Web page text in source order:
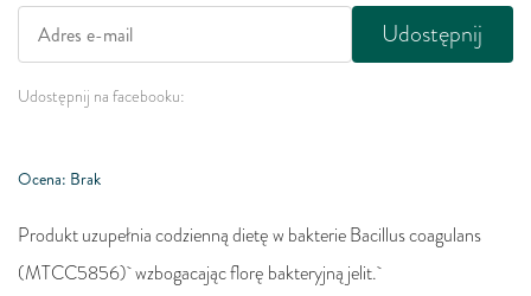
Udostępnij
Udostępnij na facebooku:
Ocena: Brak
Produkt uzupełnia codzienną dietę w bakterie Bacillus coagulans
(MTCC5856) wzbogacając florę bakteryjną jelit.